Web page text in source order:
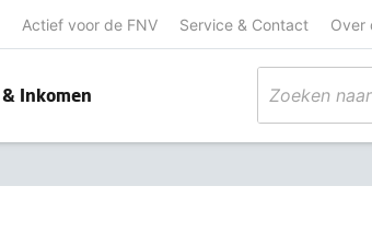
Actief voor de FNV Service & Contact Over
Inkomen